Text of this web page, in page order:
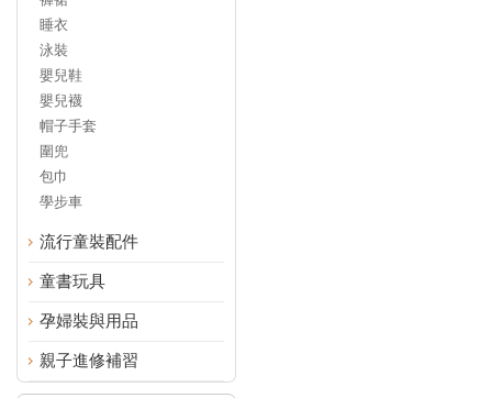
睡衣
泳裝
嬰兒鞋
嬰兒襪
帽子手套
圍兜
包巾
學步車
流行童裝配件
童書玩具
孕婦裝與用品
親子進修補習